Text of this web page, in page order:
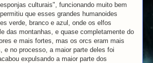
culturais", funcionando muito bem
que esses grandes humanoides
verde, branco e azul, onde os elfos
das montanhas, e quase completamente do
e mais fortes, mas os orcs eram mais
e no processo, a maior parte deles foi
expulsando a maior parte dos